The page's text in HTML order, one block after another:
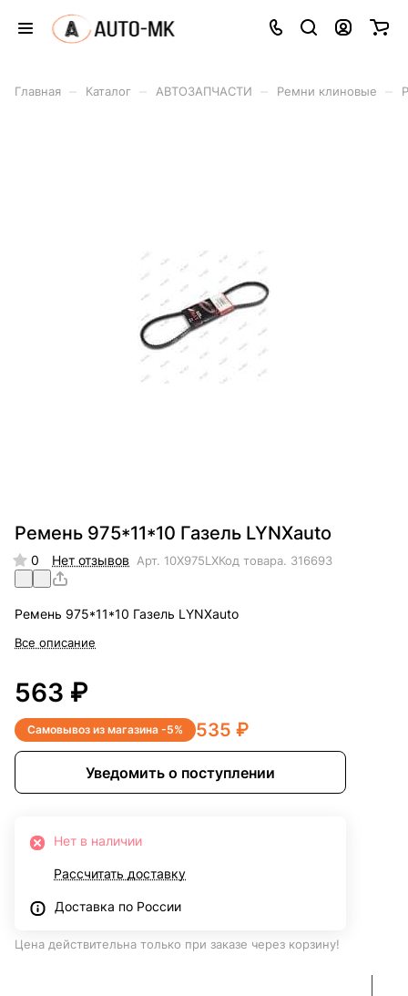
Главная Каталог АВТОЗАПЧАСТИ Ремни клиновые
Ремень 975*11*10 Газель LYNXauto
0 Нет отзывов Арт. 10X975LXКод товара. 316693
Ремень 975*11*10 Газель LYNXauto
Все описание
563 ₽
Самовывоз из магазина -5% 535 ₽
Уведомить о поступлении
Нет в наличии
Рассчитать доставку
Доставка по России
Цена действительна только при заказе через корзину!